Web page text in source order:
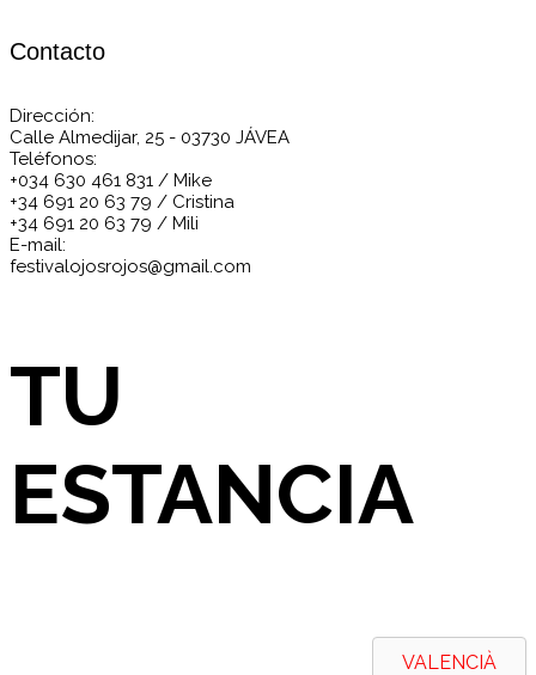
Contacto
Dirección:
Calle Almedijar, 25 - 03730 JÁVEA
Teléfonos:
+034 630 461 831 / Mike
+34 691 20 63 79 / Cristina
+34 691 20 63 79 / Mili
E-mail:
festivalojosrojos@gmail.com
TU
ESTANCIA
VALENCIÀ